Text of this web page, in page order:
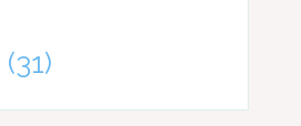
(31)